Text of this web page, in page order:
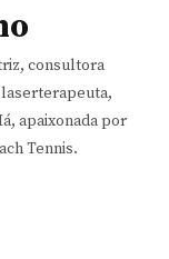
consultora
apaixonada por
Tennis.